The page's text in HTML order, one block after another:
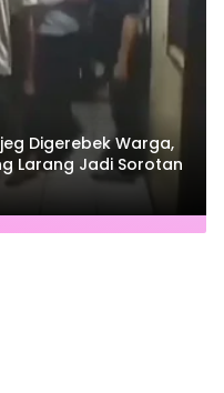
Digerebek Warga,
Larang Jadi Sorotan